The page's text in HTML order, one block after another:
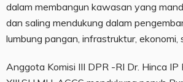
dalam membangun kawasan yang
dan saling mendukung dalam
lumbung pangan, infrastruktur, ekonomi,
Anggota Komisi III DPR -RI Dr. Hinca IP